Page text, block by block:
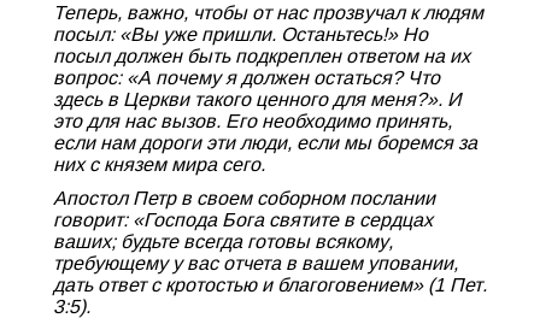
Теперь, важно, чтобы от нас прозвучал к людям
посыл: «Вы уже пришли. Останьтесь!» Но
посыл должен быть подкреплен ответом на их
вопрос: «А почему я должен остаться? Что
здесь в Церкви такого ценного для меня?». И
это для нас вызов. Его необходимо принять,
если нам дороги эти люди, если мы боремся за
них с князем мира сего.
Апостол Петр в своем соборном послании
говорит: «Господа Бога святите в сердцах
ваших; будьте всегда готовы всякому,
требующему у вас отчета в вашем уповании,
дать ответ с кротостью и благоговением» (1 Пет.
3:5).